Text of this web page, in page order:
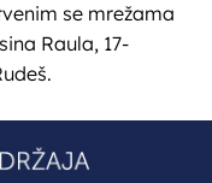
se mrežama
Raula, 17-